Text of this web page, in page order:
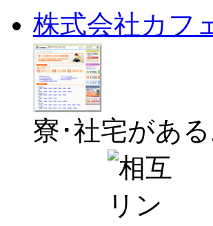
株式会社カフ
寮･社宅があ